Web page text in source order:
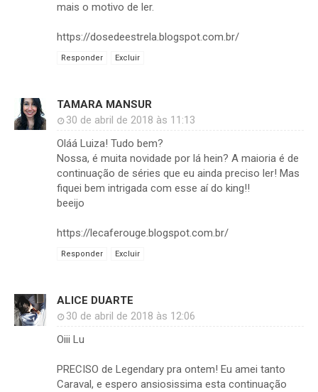
mais o motivo de ler.
https://dosedeestrela.blogspot.com.br/
Responder Excluir
TAMARA MANSUR
30 de abril de 2018 às 11:13
Oláá Luiza! Tudo bem?
Nossa, é muita novidade por lá hein? A maioria é de
continuação de séries que eu ainda preciso ler! Mas
fiquei bem intrigada com esse aí do king!!
beeijo
https://lecaferouge.blogspot.com.br/
Responder Excluir
ALICE DUARTE
30 de abril de 2018 às 12:06
Oiii Lu
PRECISO de Legendary pra ontem! Eu amei tanto
Caraval, e espero ansiosissima esta continuação